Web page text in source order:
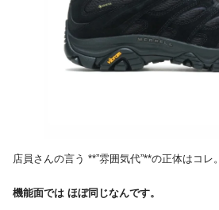
店員さんの言う **”雰囲気代”**の正体はコレ。
機能面では ほぼ同じなんです。